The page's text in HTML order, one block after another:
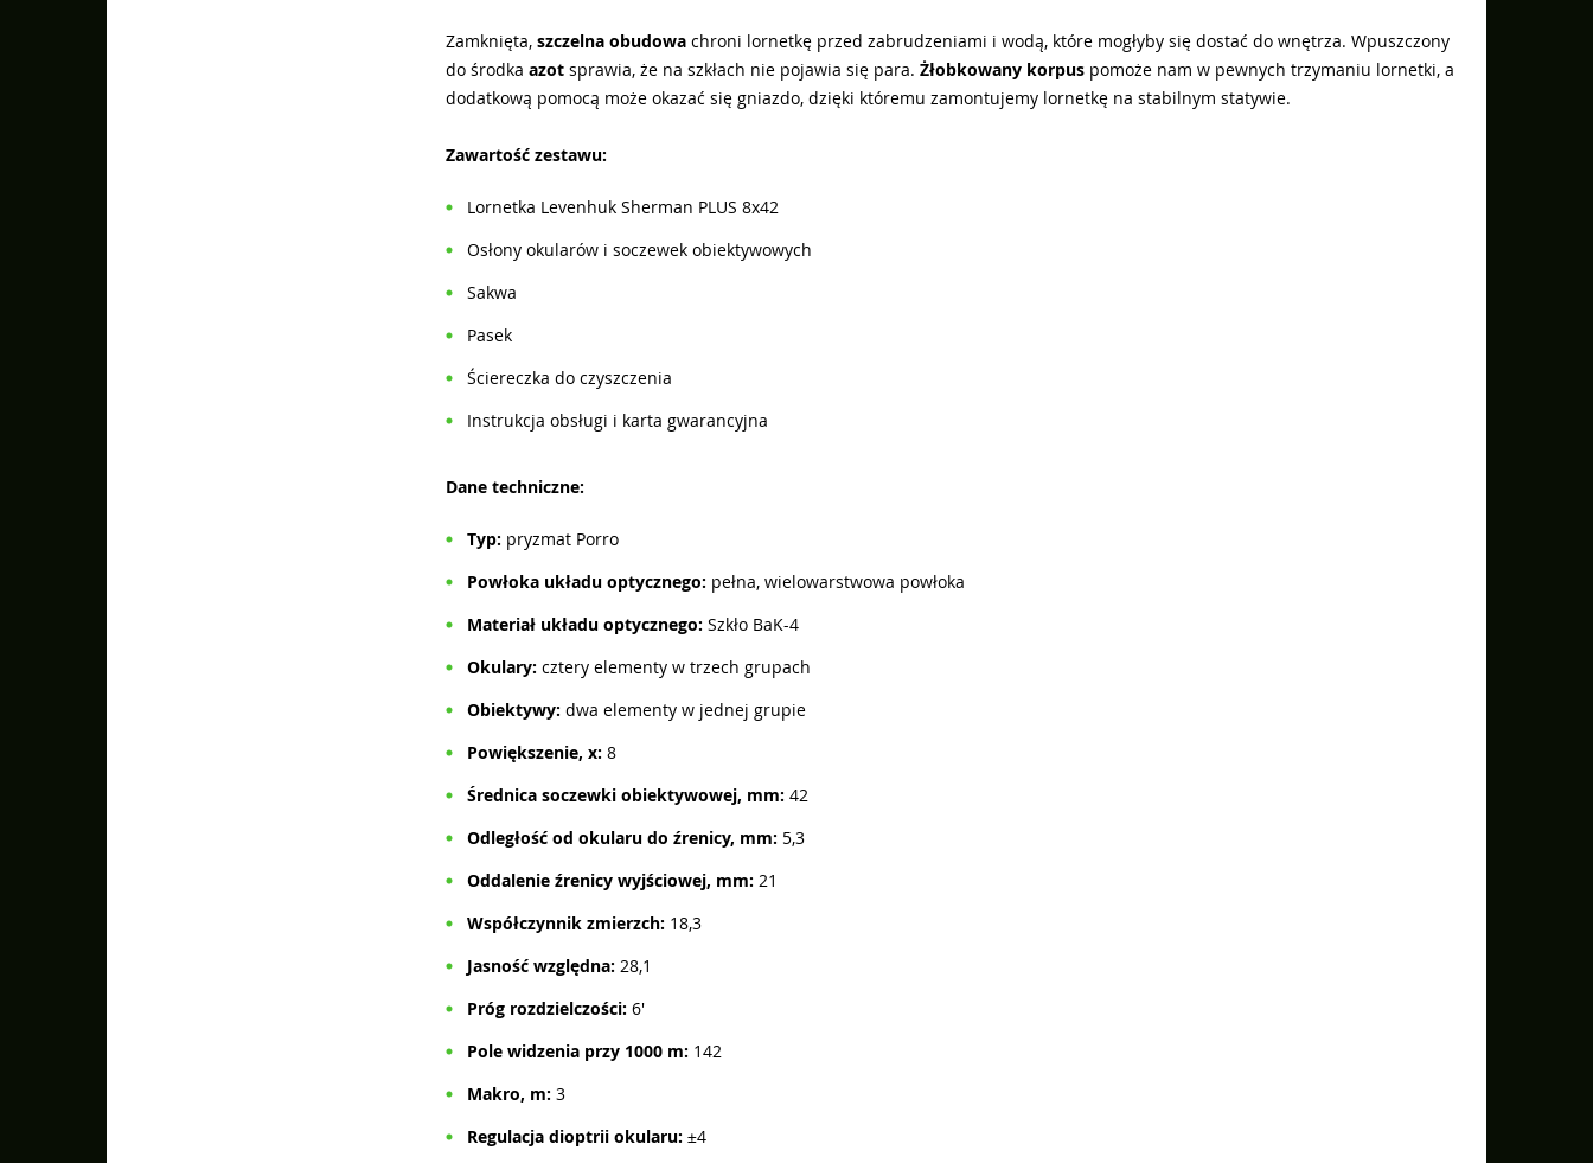
Zamknięta, szczelna obudowa chroni lornetkę przed zabrudzeniami i wodą, które mogłyby się dostać do wnętrza. Wpuszczony
do środka azot sprawia, że na szkłach nie pojawia się para. Żłobkowany korpus pomoże nam w pewnych trzymaniu lornetki, a
dodatkową pomocą może okazać się gniazdo, dzięki któremu zamontujemy lornetkę na stabilnym statywie.
Zawartość zestawu:
Lornetka Levenhuk Sherman PLUS 8x42
Osłony okularów i soczewek obiektywowych
Sakwa
Pasek
Ściereczka do czyszczenia
Instrukcja obsługi i karta gwarancyjna
Dane techniczne:
Typ: pryzmat Porro
Powłoka układu optycznego: pełna, wielowarstwowa powłoka
Materiał układu optycznego: Szkło BaK-4
Okulary: cztery elementy w trzech grupach
Obiektywy: dwa elementy w jednej grupie
Powiększenie, x: 8
Średnica soczewki obiektywowej, mm: 42
Odległość od okularu do źrenicy, mm: 5,3
Oddalenie źrenicy wyjściowej, mm: 21
Współczynnik zmierzch: 18,3
Jasność względna: 28,1
Próg rozdzielczości: 6'
Pole widzenia przy 1000 m: 142
Makro, m: 3
Regulacja dioptrii okularu: ±4